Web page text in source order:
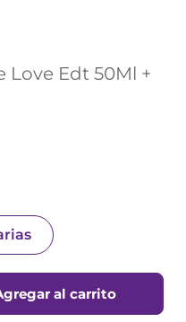
Love Edt 50Ml +
al carrito